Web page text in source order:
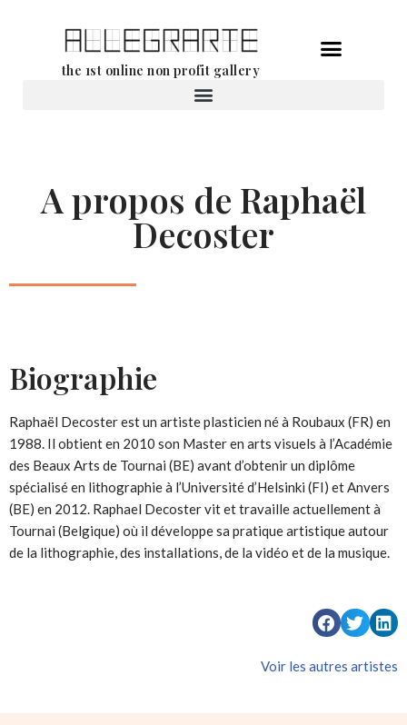
the 1st online non profit gallery
A propos de Raphaël
Decoster
Biographie
Raphaël Decoster est un artiste plasticien né à Roubaux (FR) en
1988. Il obtient en 2010 son Master en arts visuels à l’Académie
des Beaux Arts de Tournai (BE) avant d’obtenir un diplôme
spécialisé en lithographie à l’Université d’Helsinki (FI) et Anvers
(BE) en 2012. Raphael Decoster vit et travaille actuellement à
Tournai (Belgique) où il développe sa pratique artistique autour
de la lithographie, des installations, de la vidéo et de la musique.
Voir les autres artistes